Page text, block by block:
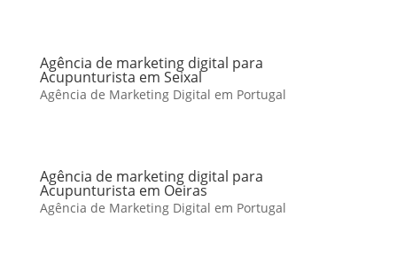
Agência de marketing digital para
Acupunturista em Seixal
Agência de Marketing Digital em Portugal
Agência de marketing digital para
Acupunturista em Oeiras
Agência de Marketing Digital em Portugal